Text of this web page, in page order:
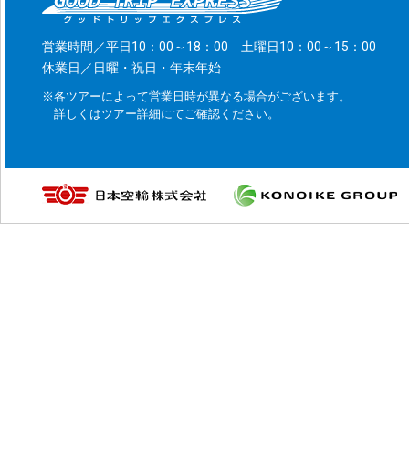
営業時間／平日10：00～18：00 土曜日10：00～15：00
休業日／日曜・祝日・年末年始
※各ツアーによって営業日時が異なる場合がございます。
詳しくはツアー詳細にてご確認ください。